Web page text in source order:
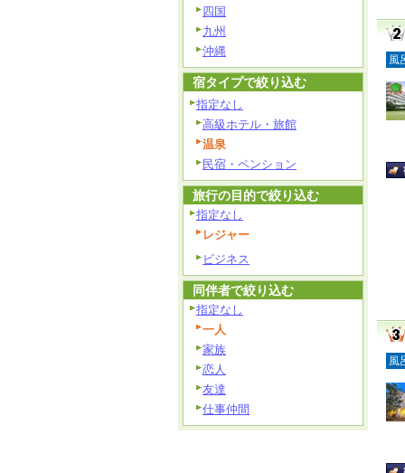
風
風
四国
九州
沖縄
宿タイプで絞り込む
指定なし
高級ホテル・旅館
温泉
民宿・ペンション
旅行の目的で絞り込む
指定なし
レジャー
ビジネス
同伴者で絞り込む
指定なし
一人
家族
恋人
友達
仕事仲間